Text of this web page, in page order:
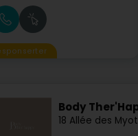
Body
18 Allée des